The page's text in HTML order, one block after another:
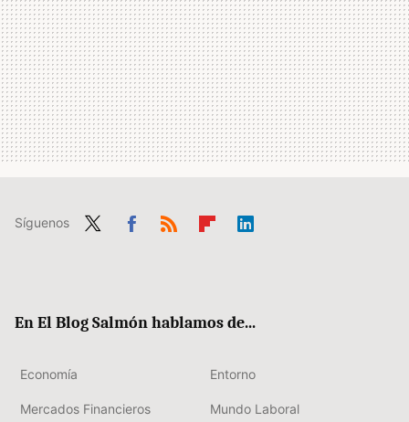
Síguenos
En El Blog Salmón hablamos de...
Economía Entorno
Mercados Financieros Mundo Laboral